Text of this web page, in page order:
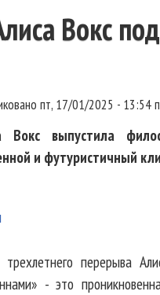
Вокс
пт, 17/01/2025 - 13:54
Вокс выпустила
и футуристичный
трехлетнего перерыва
- это